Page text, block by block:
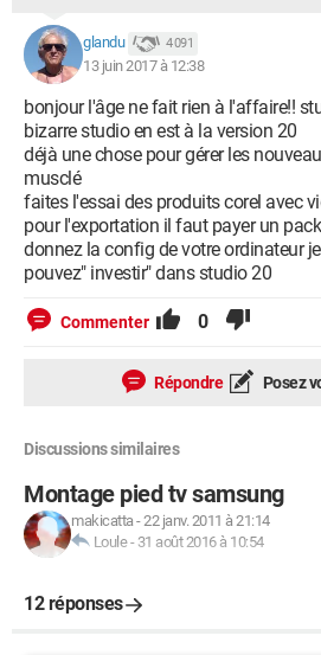
glandu 4 091
13 juin 2017 à 12:38
bonjour l'âge ne fait rien à l'affaire!!
bizarre studio en est à la version 20
déjà une chose pour gérer les
musclé
faites l'essai des produits corel avec
pour l'exportation il faut payer un
donnez la config de votre ordinateur
pouvez" investir" dans studio 20
Commenter 0
Répondre Posez
Discussions similaires
Montage pied tv samsung
makicatta-22 janv. 2011 à 21:14
Loule- 31 août 2016 à 10:54
12 réponses